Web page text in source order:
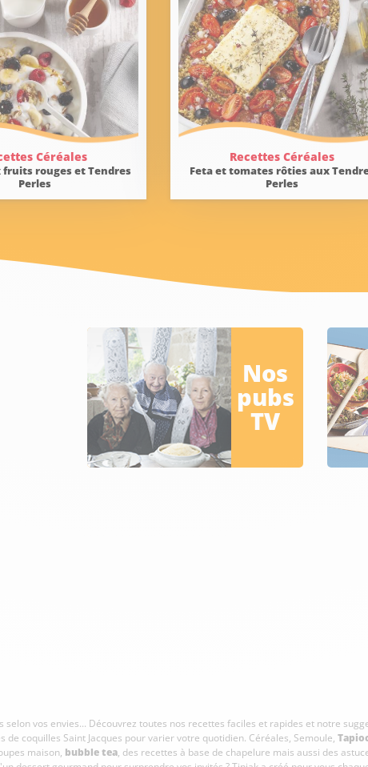
Céréales
fruits rouges et Tendres
Perles
Recettes Céréales
Feta et tomates rôties aux
Perles
Nos
pubs
TV
selon vos envies... Découvrez toutes nos recettes faciles et rapides et notre
de coquilles Saint Jacques pour varier votre quotidien. Céréales, Semoule,
maison, bubble tea, des recettes à base de chapelure mais aussi des